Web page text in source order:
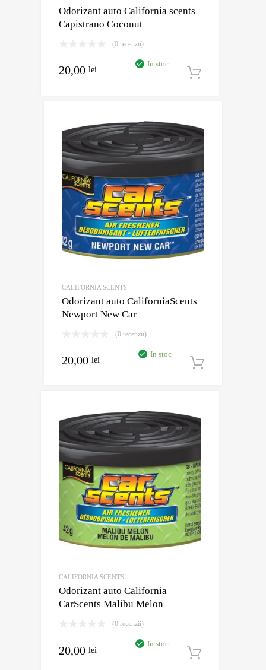
Odorizant auto California scents
Capistrano Coconut
(0 recenzii)
20,00 lei
In stoc
CALIFORNIA SCENTS
Odorizant auto CaliforniaScents
Newport New Car
(0 recenzii)
20,00 lei
In stoc
CALIFORNIA SCENTS
Odorizant auto California
CarScents Malibu Melon
(0 recenzii)
20,00 lei
In stoc